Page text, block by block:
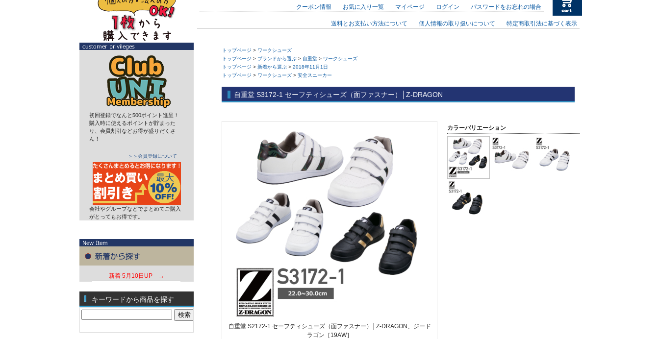
初回登録でなんと500ポイント進呈！
購入時に使えるポイントが貯まった
り、会員割引などお得が盛りだくさ
ん！
＞＞会員登録について
会社やグループなどでまとめてご購入
がとってもお得です。
新着 5月10日UP →
キーワードから商品を探す
クーポン情報 お気に入り一覧 マイページ ログイン パスワードをお忘れの場合
送料とお支払い方法について 個人情報の取り扱いについて 特定商取引法に基づく表示
トップページ > ワークシューズ
トップページ > ブランドから選ぶ > 自重堂 > ワークシューズ
トップページ > 新着から選ぶ > 2018年11月1日
トップページ > ワークシューズ > 安全スニーカー
自重堂 S3172-1 セーフティシューズ（面ファスナー）│Z-DRAGON
カラーバリエーション
自重堂 S2172-1 セーフティシューズ（面ファスナー）│Z-DRAGON、ジード
ラゴン［19AW］